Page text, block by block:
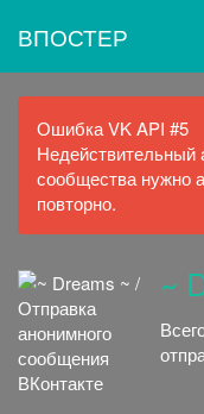
ВПОСТЕР
Ошибка VK API #5
Недействительный
сообщества нужно
повторно.
~